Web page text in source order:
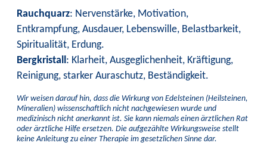
Rauchquarz: Nervenstärke, Motivation,
Entkrampfung, Ausdauer, Lebenswille, Belastbarkeit,
Spiritualität, Erdung.
Bergkristall : Klarheit, Ausgeglichenheit, Kräftigung,
Reinigung, starker Auraschutz, Beständigkeit.
Wir weisen darauf hin, dass die Wirkung von Edelsteinen (Heilsteinen,
Mineralien) wissenschaftlich nicht nachgewiesen wurde und
medizinisch nicht anerkannt ist. Sie kann niemals einen ärztlichen Rat
oder ärztliche Hilfe ersetzen. Die aufgezählte Wirkungsweise stellt
keine Anleitung zu einer Therapie im gesetzlichen Sinne dar.